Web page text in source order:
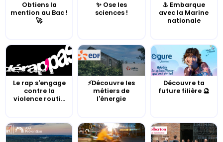
Obtiens la
mention au Bac !
🚀
✨ Ose les
sciences !
⚓️ Embarque
avec la Marine
nationale
Le rap s'engage
contre la
violence routi...
⚡Découvre les
métiers de
l'énergie
Découvre ta
future filière 🔮